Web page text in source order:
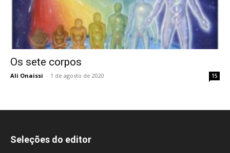
Os sete corpos
Ali Onaissi - 1 de agosto de 2020 15
Seleções do editor